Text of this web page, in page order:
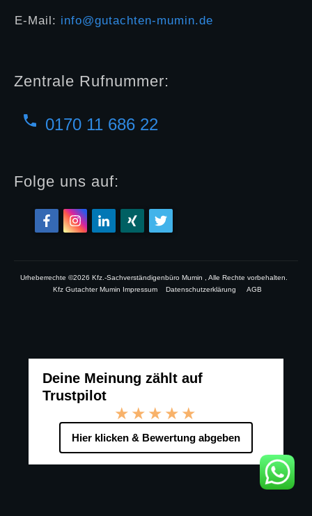
E-Mail: info@gutachten-mumin.de
Zentrale Rufnummer:
0170 11 686 22
Folge uns auf:
Urheberrechte ©2026 Kfz.-Sachverständigenbüro Mumin , Alle Rechte vorbehalten.
Kfz Gutachter Mumin Impressum
Datenschutzerklärung AGB
Deine Meinung zählt auf
Trustpilot
★★★★★
Hier klicken & Bewertung abgeben